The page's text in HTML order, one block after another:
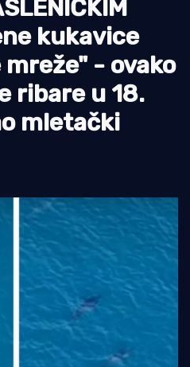
kukavice
mreže" - ovako
ribare u 18.
mletački